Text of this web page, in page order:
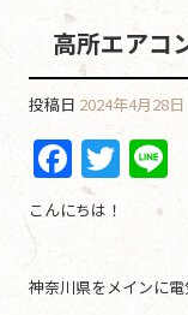
高所エアコ
投稿日 2024年4月28日
F
a
c
e
T
w
er
こんにちは！
神奈川県をメインに電